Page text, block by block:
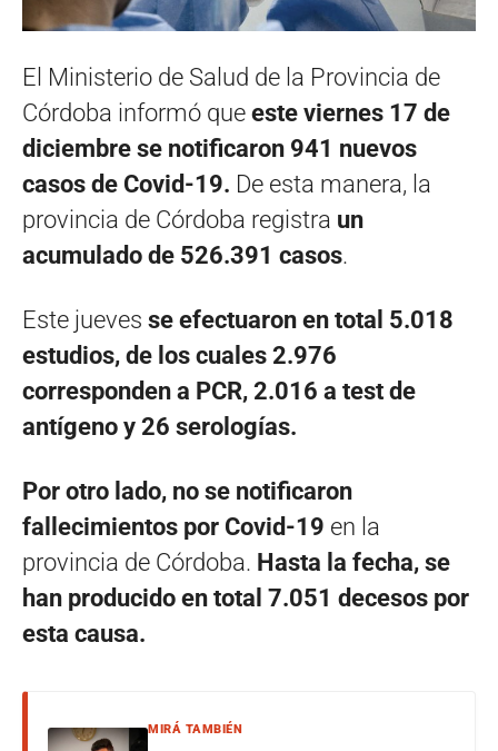
El Ministerio de Salud de la Provincia de
Córdoba informó que este viernes 17 de
diciembre se notificaron 941 nuevos
casos de Covid-19. De esta manera, la
provincia de Córdoba registra un
acumulado de 526.391 casos.
Este jueves se efectuaron en total 5.018
estudios, de los cuales 2.976
corresponden a PCR, 2.016 a test de
antígeno y 26 serologías.
Por otro lado, no se notificaron
fallecimientos por Covid-19 en la
provincia de Córdoba. Hasta la fecha, se
han producido en total 7.051 decesos por
esta causa.
MIRÁ TAMBIÉN